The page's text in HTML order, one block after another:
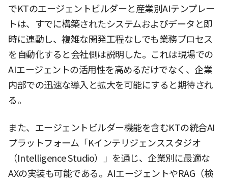
でKTのエージェントビルダーと産業別AIテンプレー
トは、すでに構築されたシステムおよびデータと即
時に連動し、複雑な開発工程なしでも業務プロセス
を自動化すると会社側は説明した。これは現場での
AIエージェントの活用性を高めるだけでなく、企業
内部での迅速な導入と拡大を可能にすると期待され
る。
また、エージェントビルダー機能を含むKTの統合AI
プラットフォーム「Kインテリジェンススタジオ
（Intelligence Studio）」を通じ、企業別に最適な
AXの実装も可能である。AIエージェントやRAG（検